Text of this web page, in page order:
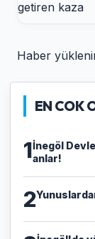
Haber
EN COK
1İnegöl
anlar!
2